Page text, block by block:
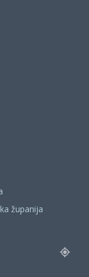
županija